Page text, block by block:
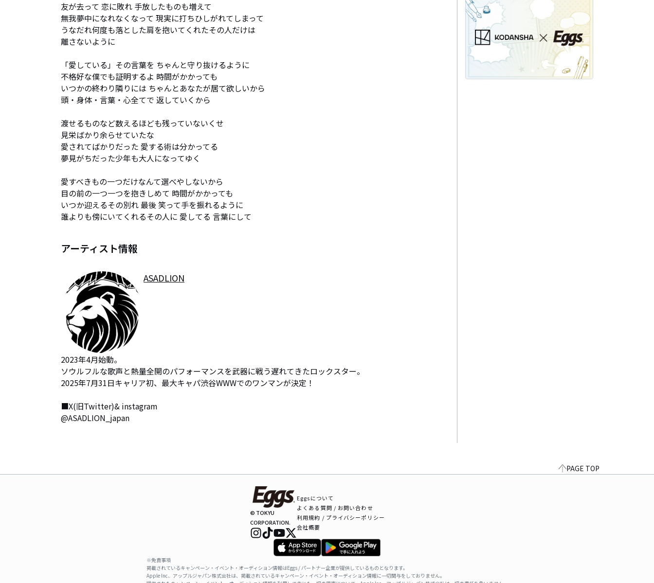
友が去って 恋に敗れ 手放したものも増えて
無我夢中になれなくなって 現実に打ちひしがれてしまって
うなだれ何度も落とした肩を抱いてくれたその人だけは
離さないように
「愛している」その言葉を ちゃんと守り抜けるように
不格好な僕でも証明するよ 時間がかかっても
いつかの終わり隣りには ちゃんとあなたが居て欲しいから
頭・身体・言葉・心全てで 返していくから
渡せるものなど数えるほども残っていないくせ
見栄ばかり余らせていたな
愛されてばかりだった 愛する術は分かってる
夢見がちだった少年も大人になってゆく
愛すべきもの一つだけなんて選べやしないから
目の前の一つ一つを抱きしめて 時間がかかっても
いつか迎えるその別れ 最後 笑って手を振れるように
誰よりも傍にいてくれるその人に 愛してる 言葉にして
アーティスト情報
ASADLION
2023年4月始動。
ソウルフルな歌声と熱量全開のパフォーマンスを武器に戦う遅れてきたロックスター。
2025年7月31日キャリア初、最大キャパ渋谷WWWでのワンマンが決定！
■X(旧Twitter)& instagram
@ASADLION_japan
PAGE TOP
© TOKYU
CORPORATION.
Eggsについて
よくある質問 / お問い合わせ
利用規約 / プライバシーポリシー
会社概要
※免責事項
掲載されているキャンペーン・イベント・オーディション情報はEggs / パートナー企業が提供しているものとなります。
Apple Inc、アップルジャパン株式会社は、掲載されているキャンペーン・イベント・オーディション情報に一切関与をしておりません。